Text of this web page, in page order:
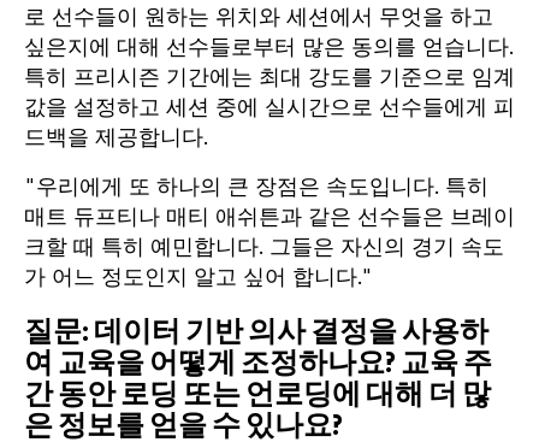
로 선수들이 원하는 위치와 세션에서 무엇을 하고
싶은지에 대해 선수들로부터 많은 동의를 얻습니다.
특히 프리시즌 기간에는 최대 강도를 기준으로 임계
값을 설정하고 세션 중에 실시간으로 선수들에게 피
드백을 제공합니다.
"우리에게 또 하나의 큰 장점은 속도입니다. 특히
매트 듀프티나 매티 애쉬튼과 같은 선수들은 브레이
크할 때 특히 예민합니다. 그들은 자신의 경기 속도
가 어느 정도인지 알고 싶어 합니다."
질문: 데이터 기반 의사 결정을 사용하
여 교육을 어떻게 조정하나요? 교육 주
간 동안 로딩 또는 언로딩에 대해 더 많
은 정보를 얻을 수 있나요?